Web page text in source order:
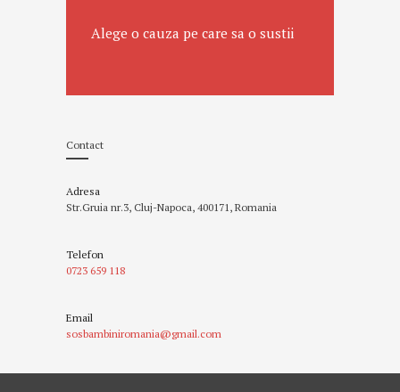
Alege o cauza pe care sa o sustii
Contact
Adresa
Str.Gruia nr.3, Cluj-Napoca, 400171, Romania
Telefon
0723 659 118
Email
sosbambiniromania@gmail.com